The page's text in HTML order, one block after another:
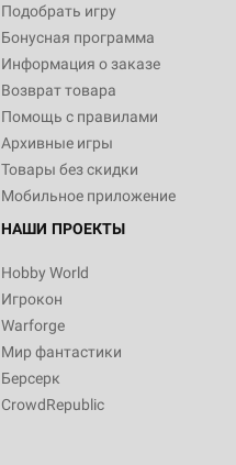
Подобрать игру
Бонусная программа
Информация о заказе
Возврат товара
Помощь с правилами
Архивные игры
Товары без скидки
Мобильное приложение
НАШИ ПРОЕКТЫ
Hobby World
Игрокон
Warforge
Мир фантастики
Берсерк
CrowdRepublic